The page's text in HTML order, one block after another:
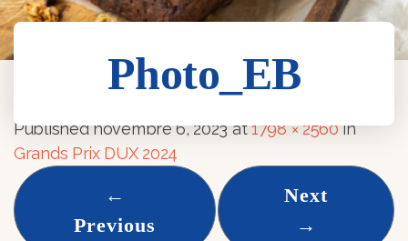
Photo_EB
Photo_EB
Publishednovembre 6, 2023at1798 × 2560in
Grands Prix DUX 2024
←
Previous
Next
→